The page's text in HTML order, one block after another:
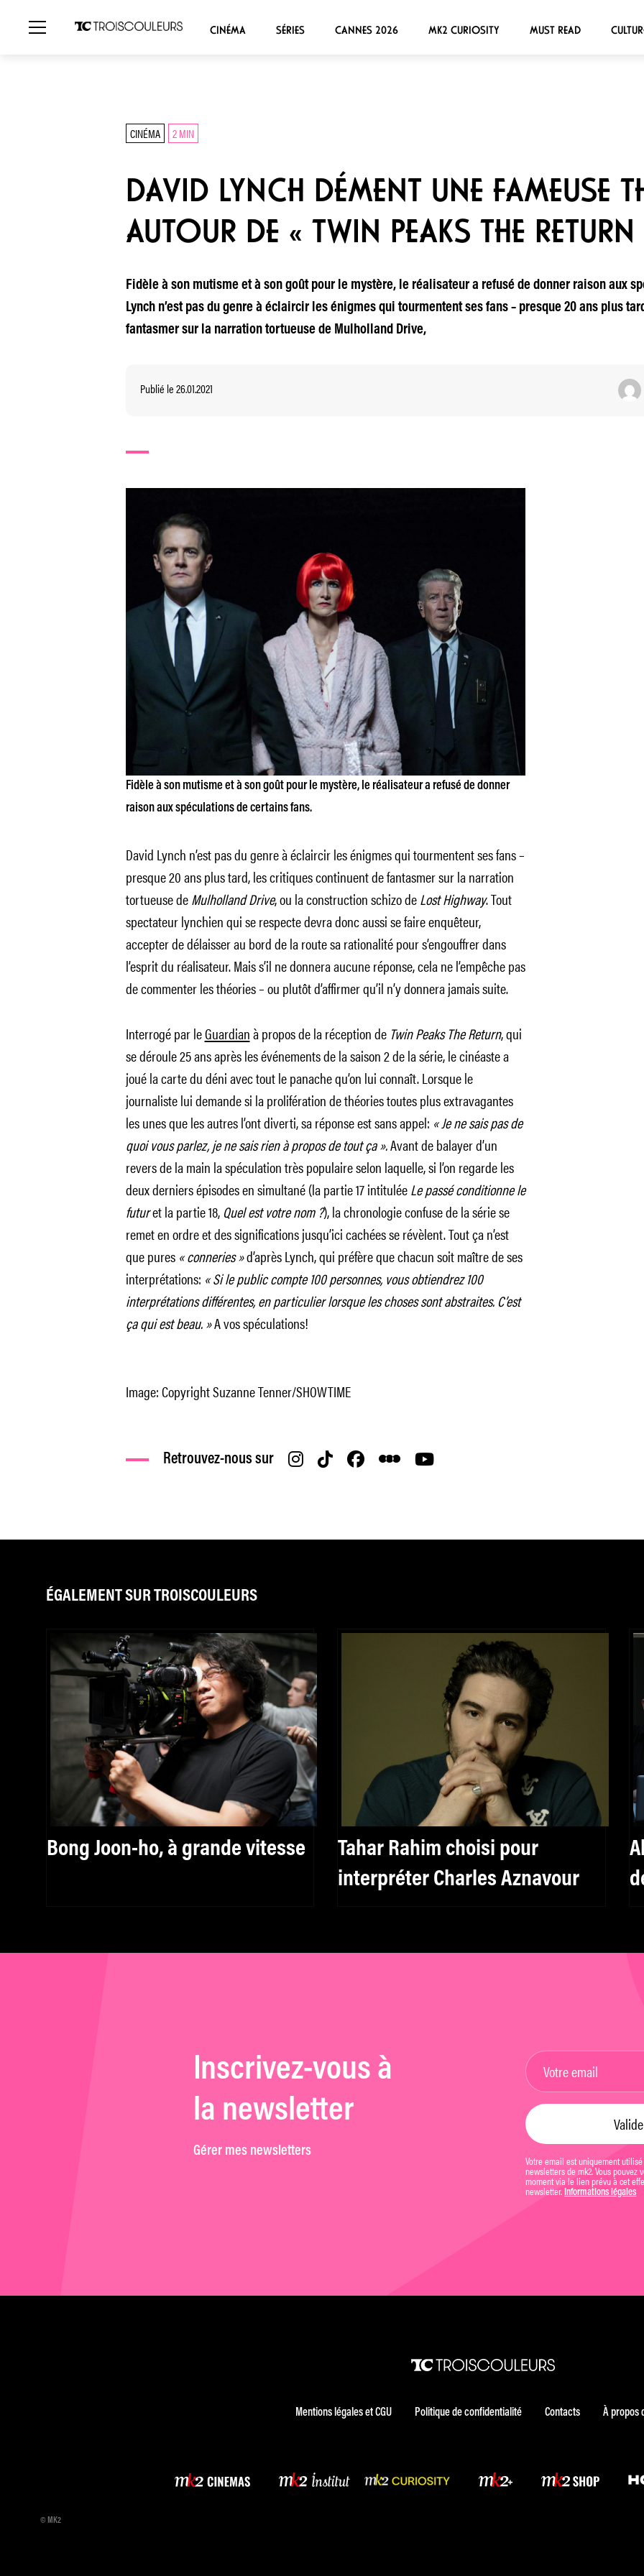
CINÉMA SÉRIES CANNES 2026 MK2 CURIOSITY MUST READ
CINÉMA 2 MIN
DAVID LYNCH DÉMENT UNE FAMEUSE
AUTOUR DE « TWIN PEAKS THE RETURN
Fidèle à son mutisme et à son goût pour le mystère, le réalisateur a refusé de donner raison aux
Lynch n’est pas du genre à éclaircir les énigmes qui tourmentent ses fans – presque 20 ans plus
fantasmer sur la narration tortueuse de Mulholland Drive,
Publié le 26.01.2021
Fidèle à son mutisme et à son goût pour le mystère, le réalisateur a refusé de donner
raison aux spéculations de certains fans.
David Lynch n’est pas du genre à éclaircir les énigmes qui tourmentent ses fans –
presque 20 ans plus tard, les critiques continuent de fantasmer sur la narration
tortueuse deMulholland Drive, ou la construction schizo deLost Highway. Tout
spectateur lynchien qui se respecte devra donc aussi se faire enquêteur,
accepter de délaisser au bord de la route sa rationalité pour s’engouffrer dans
l’esprit du réalisateur. Mais s’il ne donnera aucune réponse, cela ne l’empêche pas
de commenter les théories – ou plutôt d’affirmer qu’il n’y donnera jamais suite.
Interrogé par leGuardianà propos de la réception de Twin Peaks The Return, qui
se déroule 25 ans après les événements de la saison 2 de la série, le cinéaste a
joué la carte du déni avec tout le panache qu’on lui connaît. Lorsque le
journaliste lui demande si la prolifération de théories toutes plus extravagantes
les unes que les autres l’ont diverti, sa réponse est sans appel: « Je ne sais pas de
quoi vous parlez, je ne sais rien à propos de tout ça ».Avant de balayer d’un
revers de la main la spéculation très populaire selon laquelle, si l’on regarde les
deux derniers épisodes en simultané (la partie 17 intituléeLe passé conditionne le
futuret la partie 18, Quel est votre nom ?), la chronologie confuse de la série se
remet en ordre et des significations jusqu’ici cachées se révèlent. Tout ça n’est
que pures « conneries »d’après Lynch, qui préfère que chacun soit maître de ses
interprétations: « Si le public compte 100 personnes, vous obtiendrez 100
interprétations différentes, en particulier lorsque les choses sont abstraites. C’est
çaqui est beau. »A vos spéculations!
Image: Copyright Suzanne Tenner/SHOWTIME
Retrouvez-nous sur
ÉGALEMENT SUR TROISCOULEURS
Bong Joon-ho, à grande vitesse
Tahar Rahim choisi pour
interpréter Charles Aznavour
Inscrivez-vous à
la newsletter
Gérer mes newsletters
Votre email est uniquement
newsletters de mk2. Vous pouvez
moment via le lien prévu à cet
newsletter. Informations légales
Mentions légales et CGU Politique de confidentialité Contacts À propos
© MK2